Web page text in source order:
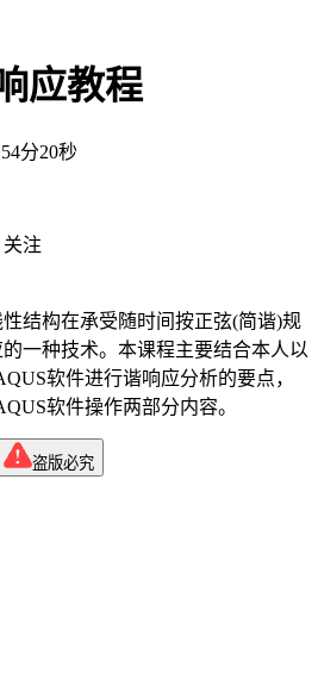
应教程
分20秒
关注
结构在承受随时间按正弦(简谐)规
一种技术。本课程主要结合本人以
软件进行谐响应分析的要点，
软件操作两部分内容。
盗版必究